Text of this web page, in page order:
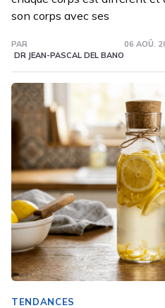
son corps avec ses
PAR
DR JEAN-PASCAL DEL BANO
06 AOÛ.
TENDANCES